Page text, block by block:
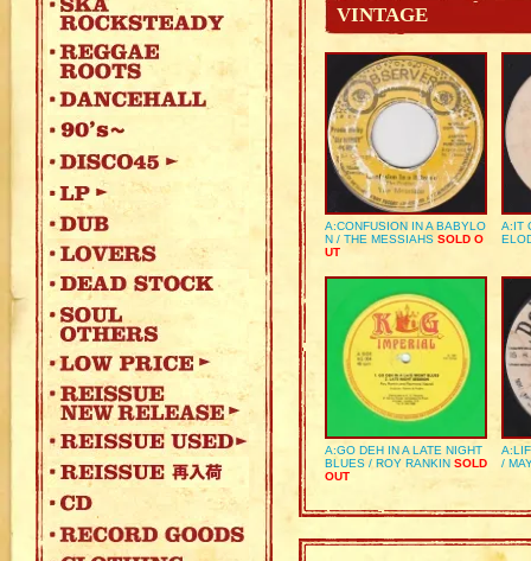
VINTAGE
A:CONFUSION IN A BABYLO
N / THE MESSIAHS SOLD O
UT
A:IT
A:GO DEH IN A LATE NIGHT
BLUES / ROY RANKIN SOLD
OUT
/